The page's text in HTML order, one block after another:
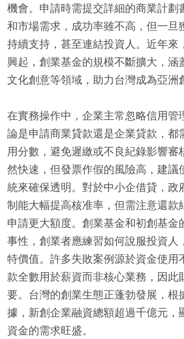
機會。申請時需提交詳細的商業計劃
和市場需求，成功率雖不高，但一旦
持續支持，甚至連結投資人。近年來
興起，創業基金的規模不斷擴大，涵
文化創意等領域，助力台灣成為亞洲
在實務操作中，企業主常忽略信用管
論是申請商業貸款還是企業貸款，都
用分數，避免遲繳或不良紀錄影響審
然快速，但發票作假的風險高，建議
統來確保透明。對於中小企借貸，政
制能大幅提高核准率，但需注意還款
申請更大額度。創業基金和初創基金
事性，創業者應練習如何說服投資人
特價值。許多失敗案例源於資金使用
款全數用於薪資而非核心業務，因此
要。台灣的創業生態正蓬勃發展，根
據，新創企業融資總額超過千億元，
資金的需求旺盛。